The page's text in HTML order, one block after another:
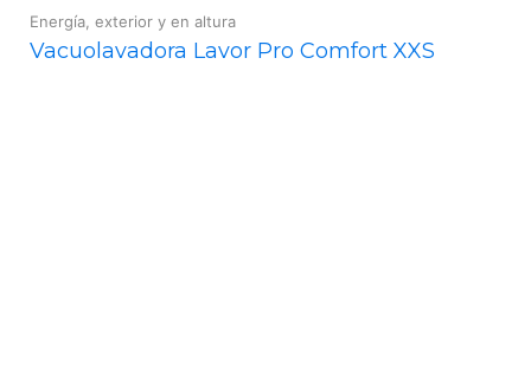
Energía, exterior y en altura
Vacuolavadora Lavor Pro Comfort XXS